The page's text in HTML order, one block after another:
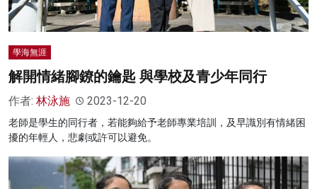
學海無涯
解開情緒腳鐐的鑰匙 與學校及青少年同行
作者: 林泳施 2023-12-20
老師是學生的同行者，若能夠給予老師專業培訓，及早識別有情緒困
擾的年輕人，悲劇或許可以避免。